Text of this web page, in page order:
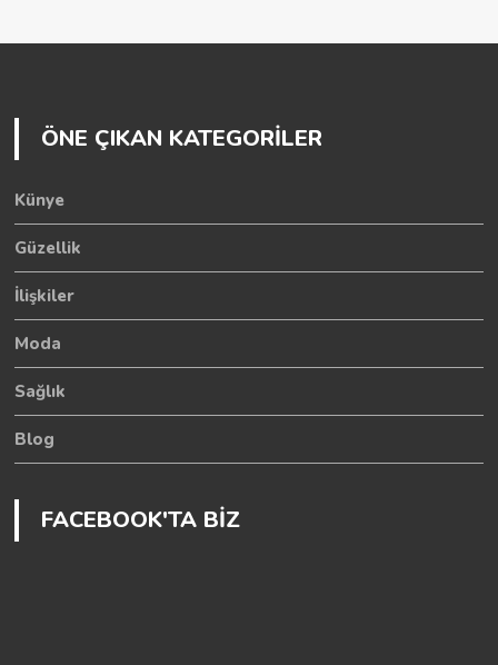
ÖNE ÇIKAN KATEGORİLER
Künye
Güzellik
İlişkiler
Moda
Sağlık
Blog
FACEBOOK'TA BİZ